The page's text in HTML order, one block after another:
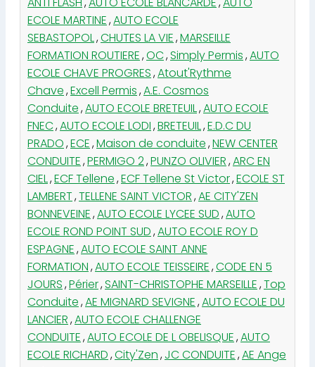
ECOLE MARTINE,AUTO ECOLE
SEBASTOPOL,CHUTES LA VIE,MARSEILLE
FORMATION ROUTIERE,OC,Simply Permis,AUTO
ECOLE CHAVE PROGRES,Atout'Rythme
Chave,Excell Permis,A.E. Cosmos
Conduite,AUTO ECOLE BRETEUIL,AUTO ECOLE
FNEC,AUTO ECOLE LODI,BRETEUIL,E.D.C DU
PRADO,ECE,Maison de conduite,NEW CENTER
CONDUITE,PERMIGO 2,PUNZO OLIVIER,ARC EN
CIEL,ECF Tellene,ECF Tellene St Victor,ECOLE ST
LAMBERT,TELLENE SAINT VICTOR,AE CITY'ZEN
BONNEVEINE,AUTO ECOLE LYCEE SUD,AUTO
ECOLE ROND POINT SUD,AUTO ECOLE ROY D
ESPAGNE,AUTO ECOLE SAINT ANNE
FORMATION,AUTO ECOLE TEISSEIRE,CODE EN 5
JOURS,Périer,SAINT-CHRISTOPHE MARSEILLE,Top
Conduite,AE MIGNARD SEVIGNE,AUTO ECOLE DU
LANCIER,AUTO ECOLE CHALLENGE
CONDUITE,AUTO ECOLE DE L OBELISQUE,AUTO
ECOLE RICHARD,City'Zen,JC CONDUITE,AE Ange